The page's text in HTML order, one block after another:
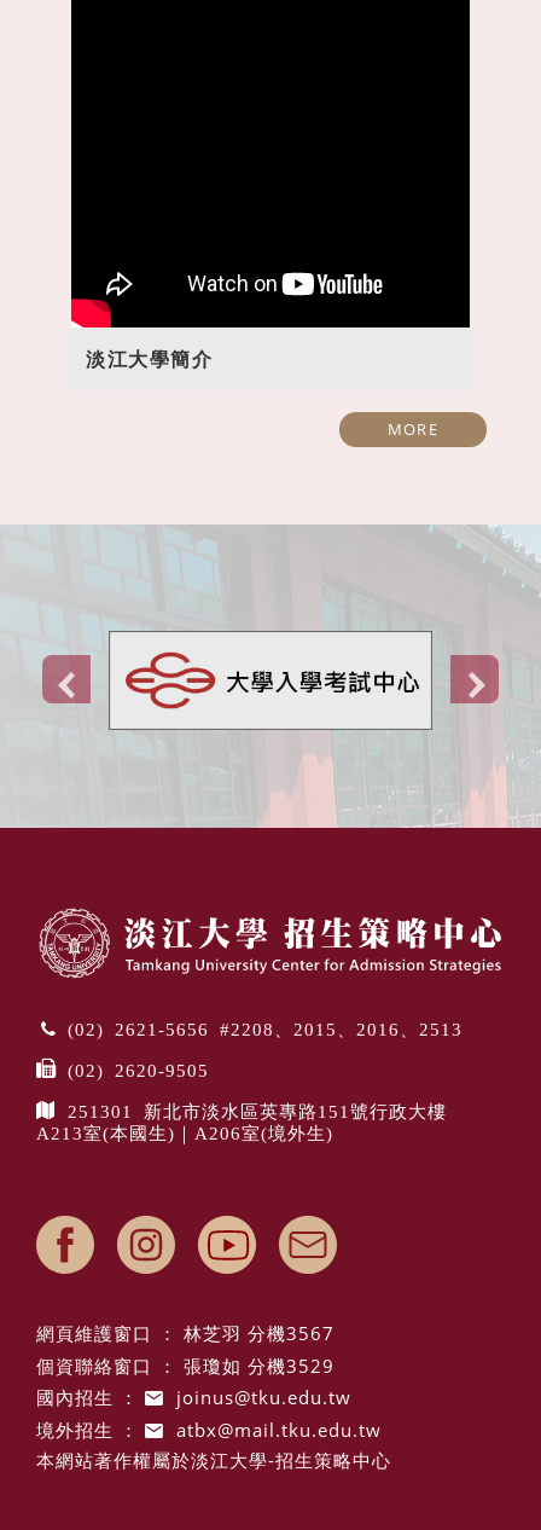
淡江大學簡介
MORE
(02) 2621-5656 #2208、2015、2016、2513
(02) 2620-9505
251301 新北市淡水區英專路151號行政大樓
A213室(本國生)｜A206室(境外生)
網頁維護窗口 ： 林芝羽 分機3567
個資聯絡窗口 ： 張瓊如 分機3529
國內招生 ：
joinus@tku.edu.tw
境外招生 ：
atbx@mail.tku.edu.tw
本網站著作權屬於淡江大學-招生策略中心